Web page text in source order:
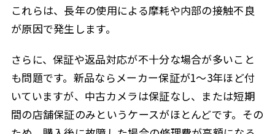
これらは、長年の使用による摩耗や内部の接触不良
が原因で発生します。
さらに、保証や返品対応が不十分な場合が多いこと
も問題です。新品ならメーカー保証が1〜3年ほど付
いていますが、中古カメラは保証なし、または短期
間の店舗保証のみというケースがほとんどです。その